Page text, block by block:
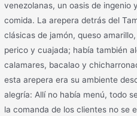
venezolanas, un oasis de ingenio
comida. La arepera detrás del
clásicas de jamón, queso
perico y cuajada; había también
calamares, bacalao y
esta arepera era su ambiente
alegría: Allí no había menú, todo
la comanda de los clientes no se